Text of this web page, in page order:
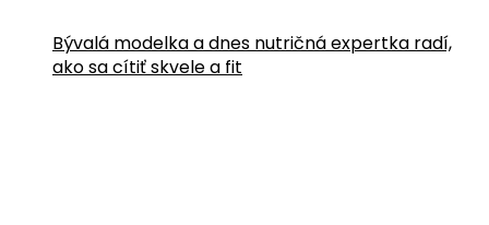
Bývalá modelka a dnes nutričná expertka radí,
ako sa cítiť skvele a fit